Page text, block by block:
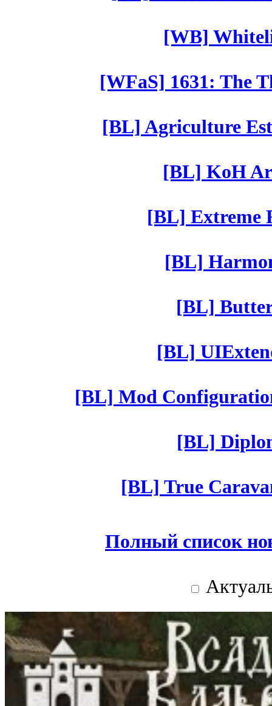
[WB]
[WFaS] 1631: The
[BL] Agriculture
[BL] KoH
[BL] Extreme
[BL]
[BL]
[BL]
[BL] Mod
[BL]
[BL] True
Полный список